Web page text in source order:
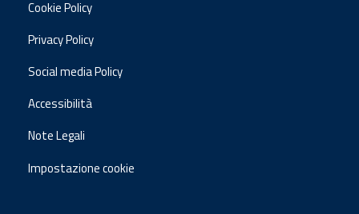
Cookie Policy
Privacy Policy
Social media Policy
Accessibilità
Note Legali
Impostazione cookie